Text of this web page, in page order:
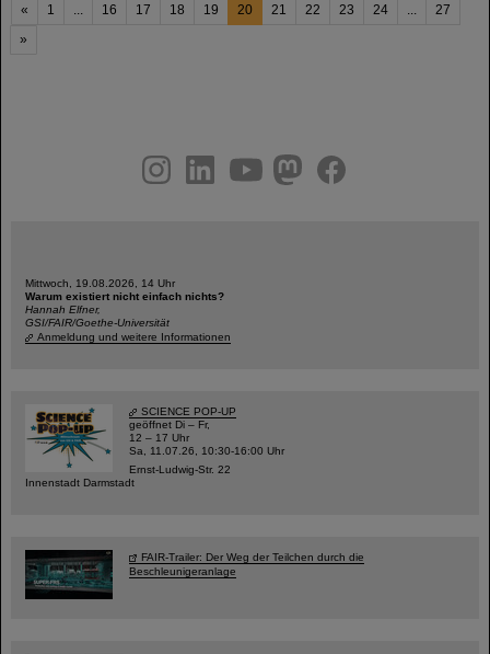
« 1 16 17 18 19 20 21 22 23 24
27
»
youtubehelmholtz.socialfacebook
Mittwoch, 19.08.2026, 14 Uhr
Warum existiert nicht einfach nichts?
Hannah Elfner,
GSI/FAIR/Goethe-Universität
Anmeldung und weitere Informationen
SCIENCE POP-UP
geöffnet Di – Fr,
12 – 17 Uhr
Sa, 11.07.26, 10:30-16:00 Uhr
Ernst-Ludwig-Str. 22
Innenstadt Darmstadt
FAIR-Trailer: Der Weg der Teilchen durch die
Beschleunigeranlage